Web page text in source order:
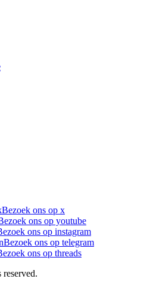
Bezoek ons op x
ons op youtube
ons op instagram
Bezoek ons op telegram
ons op threads